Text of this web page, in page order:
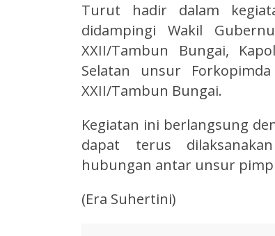
Turut hadir dalam
didampingi Wakil
XXII/Tambun Bungai,
Selatan unsur
XXII/Tambun Bungai.
Kegiatan ini berlangsung
dapat terus
hubungan antar unsur
(Era Suhertini)